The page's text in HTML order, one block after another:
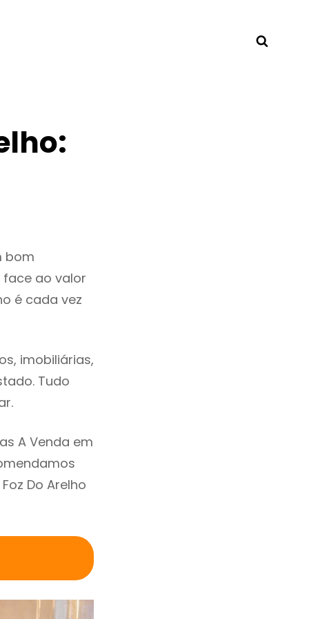
bom
ao valor
é cada vez
imobiliárias,
Tudo
A Venda em
Do Arelho